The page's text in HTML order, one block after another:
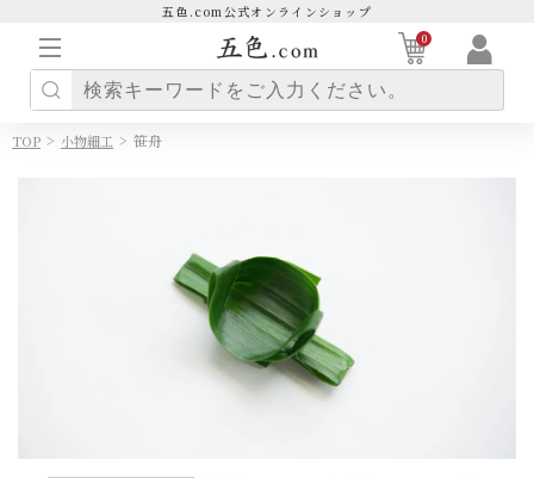
五色.com公式オンラインショップ
0
TOP > 小物細工 > 笹舟